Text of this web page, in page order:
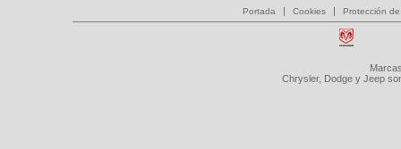
Portada | Cookies | Protección
Chrysler, Dodge y Jeep